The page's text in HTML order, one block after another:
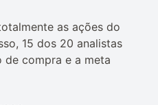
as ações do
15 dos 20 analistas
de compra e a meta